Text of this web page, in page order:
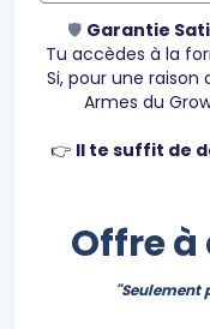
🛡️ Garantie
Tu accèdes à la
Si, pour une
Armes du
👉 Il te suffit de
Offre à
"Seulement